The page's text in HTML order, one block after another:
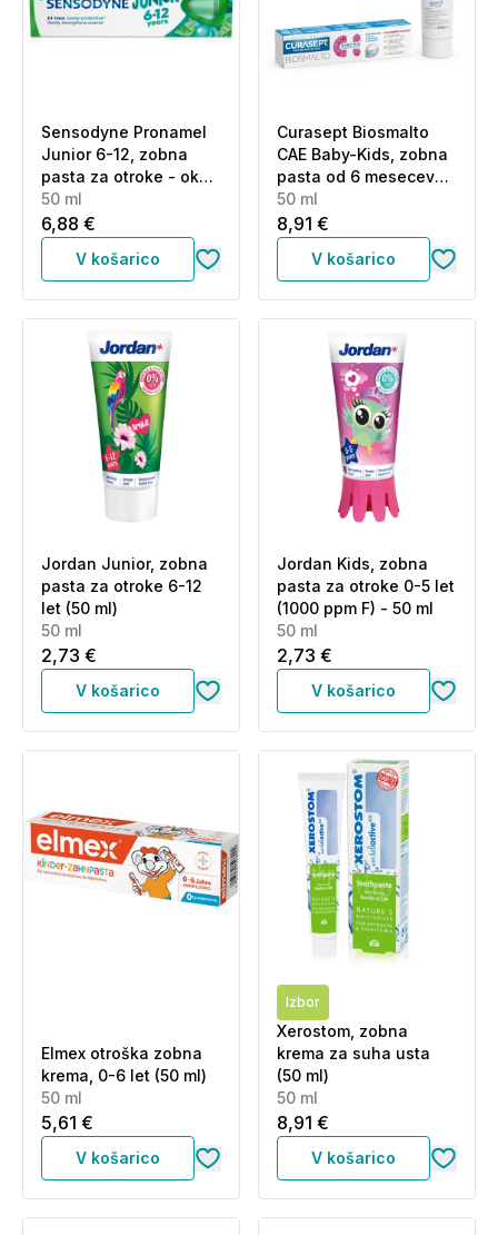
Sensodyne Pronamel
Junior 6-12, zobna
pasta za otroke - okus
bubble mint (50 ml)
50 ml
6,88 €
V košarico
Curasept Biosmalto
CAE Baby-Kids, zobna
pasta od 6 mesecev
do 6 let - okus jagode
(50 ml)
50 ml
8,91 €
V košarico
Jordan Junior, zobna
pasta za otroke 6-12
let (50 ml)
50 ml
2,73 €
V košarico
Jordan Kids, zobna
pasta za otroke 0-5 let
(1000 ppm F) - 50 ml
50 ml
2,73 €
V košarico
Elmex otroška zobna
krema, 0-6 let (50 ml)
50 ml
5,61 €
V košarico
Izbor
Xerostom, zobna
krema za suha usta
(50 ml)
50 ml
8,91 €
V košarico